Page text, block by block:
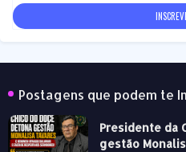
Postagens que podem te
Presidente da
gestão